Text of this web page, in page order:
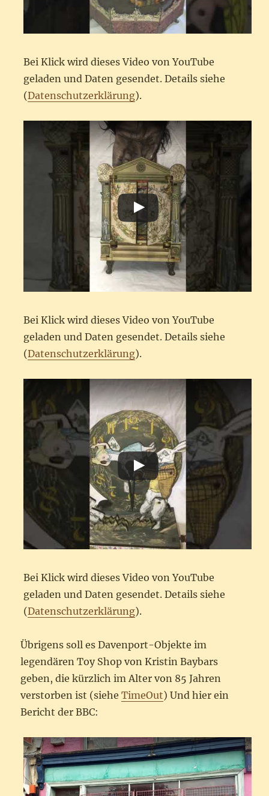
Bei Klick wird dieses Video von YouTube
geladen und Daten gesendet. Details siehe
(Datenschutzerklärung).
Bei Klick wird dieses Video von YouTube
geladen und Daten gesendet. Details siehe
(Datenschutzerklärung).
Bei Klick wird dieses Video von YouTube
geladen und Daten gesendet. Details siehe
(Datenschutzerklärung).
Übrigens soll es Davenport-Objekte im
legendären Toy Shop von Kristin Baybars
geben, die kürzlich im Alter von 85 Jahren
verstorben ist (sieheTimeOut) Und hier ein
Bericht der BBC: